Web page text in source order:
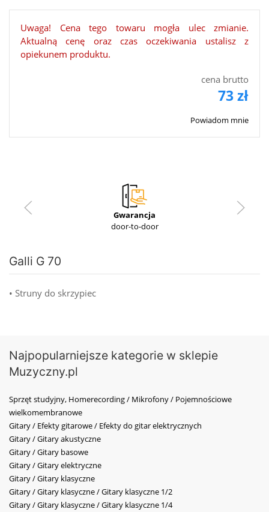
Uwaga! Cena tego towaru mogła ulec zmianie.
Aktualną cenę oraz czas oczekiwania ustalisz z
opiekunem produktu.
cena brutto
73 zł
Powiadom mnie
Gwarancja
door-to-door
Galli G 70
• Struny do skrzypiec
Najpopularniejsze kategorie w sklepie
Muzyczny.pl
Sprzęt studyjny, Homerecording / Mikrofony / Pojemnościowe
wielkomembranowe
Gitary / Efekty gitarowe / Efekty do gitar elektrycznych
Gitary / Gitary akustyczne
Gitary / Gitary basowe
Gitary / Gitary elektryczne
Gitary / Gitary klasyczne
Gitary / Gitary klasyczne / Gitary klasyczne 1/2
Gitary / Gitary klasyczne / Gitary klasyczne 1/4